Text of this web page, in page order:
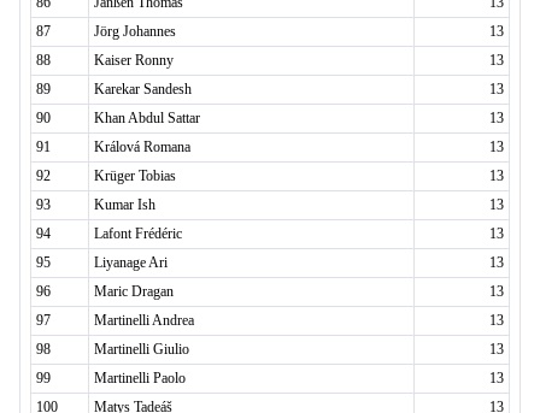
87
Jörg Johannes
13
88
Kaiser Ronny
13
89
Karekar Sandesh
13
90
Khan Abdul Sattar
13
91
Králová Romana
13
92
Krüger Tobias
13
93
Kumar Ish
13
94
Lafont Frédéric
13
95
Liyanage Ari
13
96
Maric Dragan
13
97
Martinelli Andrea
13
98
Martinelli Giulio
13
99
Martinelli Paolo
13
100
Matys Tadeáš
13